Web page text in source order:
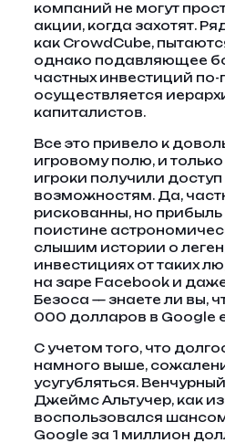
компаний не могут
акции, когда захотят.
как CrowdCube,
однако подавляющее
частных инвестиций
осуществляется
капиталистов.
Все это привело к
игровому полю, и
игроки получили
возможностям. Да,
рискованны, но
поистине
слышим истории о
инвестициях от таких
на заре Facebook и
Безоса — знаете ли вы,
000 долларов в Google
С учетом того, что
намного выше,
усугубляться.
Джеймс Альтучер, как
воспользовался
Google за 1 миллион